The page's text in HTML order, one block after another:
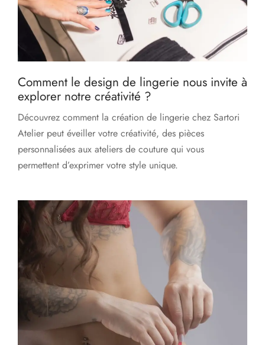
Comment le design de lingerie nous invite à
explorer notre créativité ?
Découvrez comment la création de lingerie chez Sartori
Atelier peut éveiller votre créativité, des pièces
personnalisées aux ateliers de couture qui vous
permettent d’exprimer votre style unique.